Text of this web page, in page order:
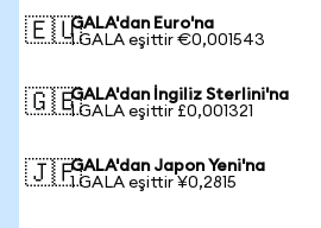
🇪🇺GALA'dan Euro'na
1 GALA eşittir €0,001543
🇬🇧GALA'dan İngiliz Sterlini'na
1 GALA eşittir £0,001321
🇯🇵GALA'dan Japon Yeni'na
1 GALA eşittir ¥0,2815